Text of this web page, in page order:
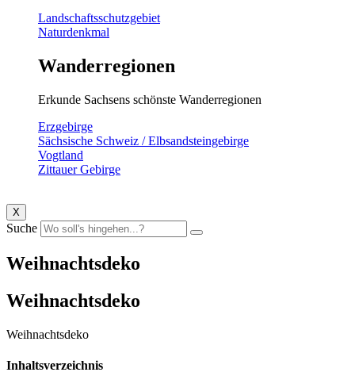
Landschaftsschutzgebiet
Naturdenkmal
Wanderregionen
Erkunde Sachsens schönste Wanderregionen
Erzgebirge
Sächsische Schweiz / Elbsandsteingebirge
Vogtland
Zittauer Gebirge
X
Suche
Weihnachtsdeko
Weihnachtsdeko
Weihnachtsdeko
Inhaltsverzeichnis